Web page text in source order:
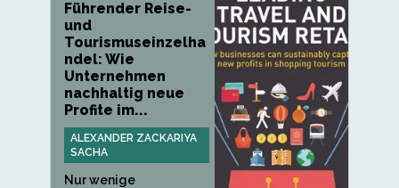
Führender Reise-
und
Tourismuseinzelha
ndel: Wie
Unternehmen
nachhaltig neue
Profite im...
ALEXANDER ZACKARIYA
SACHA
Nur wenige